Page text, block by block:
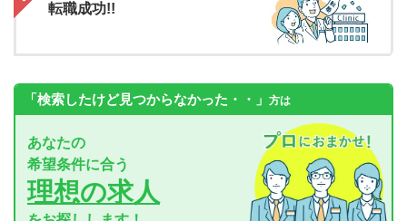
転職成功!!
「検索したけど見つからなかった・・」 方は
あなたの
希望条件に合う
理想の求人